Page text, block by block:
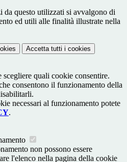
da questo utilizzati si avvalgono di
ed utili alle finalità illustrate nella
Accetta tutti i cookies
scegliere quali cookie consentire.
consentono il funzionamento della
necessari al funzionamento potete
.
non possono essere
l'elenco nella pagina della cookie